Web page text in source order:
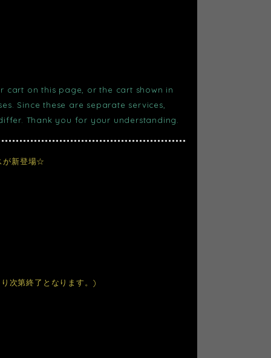
cart on this page, or the cart shown in
Since these are separate services,
Thank you for your understanding.
が新登場☆
次第終了となります。)